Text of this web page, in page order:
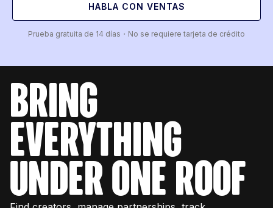
HABLA CON VENTAS
Prueba gratuita de 14 días・No se requiere tarjeta de crédito
bring
everything
under one roof